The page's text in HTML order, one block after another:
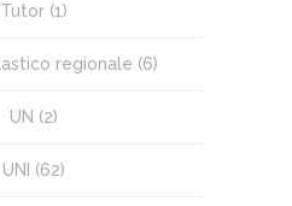
Tutor (1)
regionale (6)
UN (2)
UNI (62)